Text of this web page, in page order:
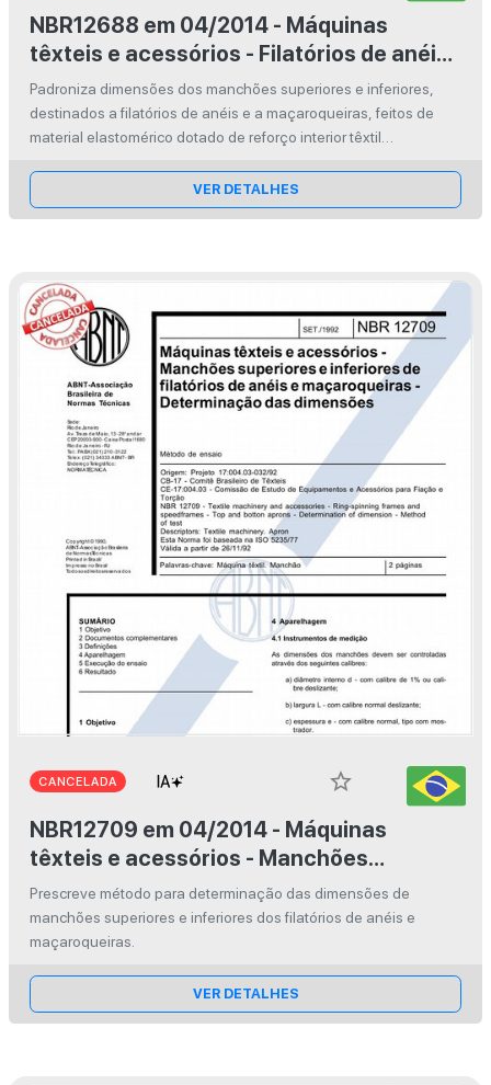
NBR12688 em 04/2014 - Máquinas
têxteis e acessórios - Filatórios de anéis
e maçaroqueiras - Manchões superiores
e inferiores - Dimensões
Padroniza dimensões dos manchões superiores e inferiores,
destinados a filatórios de anéis e a maçaroqueiras, feitos de
material elastomérico dotado de reforço interior têxtil
VER DETALHES
CANCELADA
star_border
NBR12709 em 04/2014 - Máquinas
têxteis e acessórios - Manchões
superiores e inferiores de filatórios de
anéis e maçaroqueiras - Determinação
das dimensões
Prescreve método para determinação das dimensões de
manchões superiores e inferiores dos filatórios de anéis e
maçaroqueiras.
VER DETALHES